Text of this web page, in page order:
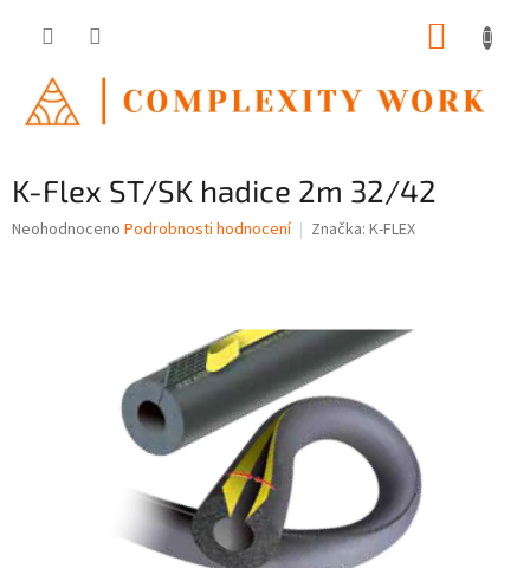
K-Flex ST/SK hadice 2m 32/42
Průměrné
Neohodnoceno Podrobnosti hodnocení Značka: K-FLEX